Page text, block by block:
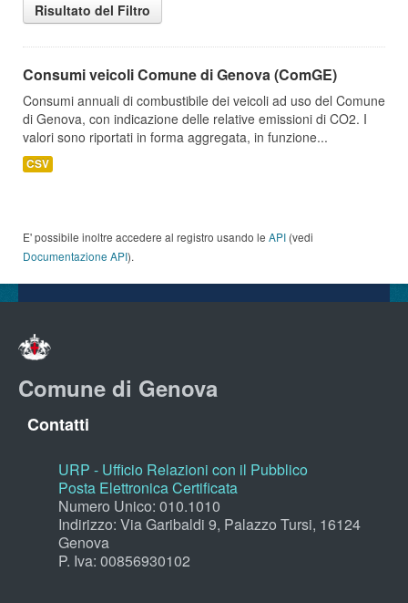
Risultato del Filtro
Consumi veicoli Comune di Genova (ComGE)
Consumi annuali di combustibile dei veicoli ad uso del Comune
di Genova, con indicazione delle relative emissioni di CO2. I
valori sono riportati in forma aggregata, in funzione...
CSV
E' possibile inoltre accedere al registro usando le API (vedi
Documentazione API).
Comune di Genova
Contatti
URP - Ufficio Relazioni con il Pubblico
Posta Elettronica Certificata
Numero Unico: 010.1010
Indirizzo: Via Garibaldi 9, Palazzo Tursi, 16124
Genova
P. Iva: 00856930102